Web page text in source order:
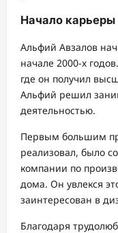
Начало карьеры
Альфий Авзалов
начале 2000-х
где он получил
Альфий решил
деятельностью.
Первым большим
реализовал, было
компании по
дома. Он увлекся
заинтересован в
Благодаря